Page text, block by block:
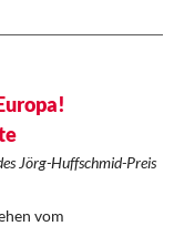
Jörg-Huffschmid-Preis
vom